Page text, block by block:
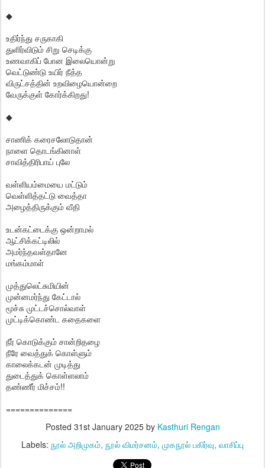
◆
உதிர்ந்து சருகாகி
துளிர்விடும் சிறு செடிக்கு
உணவாகிப் போன இலையொன்று
வெட்டுண்டு உயிர் நீத்த
விருட்சத்தின் உறவிழையொன்றை
வேருக்குள் கோர்க்கிறது!
◆
சாணிக் கரைசலோடுதான்
நாளை தொடங்கினாள்
சாவித்திரிபாய் புலே
வள்ளியம்மையை மட்டும்
வெள்ளித்தட்டு வைத்தா
அழைத்திருக்கும் வீதி
உடன்கட்டைக்கு ஒன்றாமல்
ஆட்சிக்கட்டிலில்
அமர்ந்தவள்தானே
மங்கம்மாள்
முத்துலெட்சுமியின்
முன்னமர்ந்து கேட்டால்
மூச்சு முட்டச்சொல்வாள்
முட்டிக்கொண்ட கதைகளை
நீர் கொடுக்கும் சான்றிதழை
நீரே வைத்துக் கொள்ளும்
காலைக்கடன் முடித்து
துடைத்துக் கொள்ளலாம்
தண்ணீர் மிச்சம்!!
==============
Posted 31st January 2025by Kasthuri Rengan
Labels: நூல் அறிமுகம் நூல் விமர்சனம் முகநூல் பகிர்வு வாசிப்பு